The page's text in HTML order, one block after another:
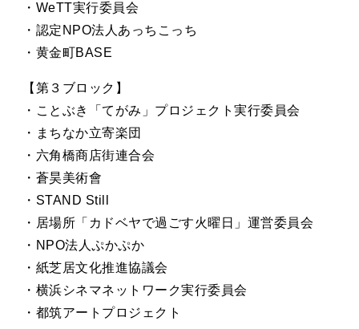
・WeTT実行委員会
・認定NPO法人あっちこっち
・黄金町BASE
【第３ブロック】
・ことぶき「てがみ」プロジェクト実行委員会
・まちなか立寄楽団
・六角橋商店街連合会
・蒼昊美術會
・STAND Still
・居場所「カドベヤで過ごす火曜日」運営委員会
・NPO法人ぷかぷか
・紙芝居文化推進協議会
・横浜シネマネットワーク実行委員会
・都筑アートプロジェクト